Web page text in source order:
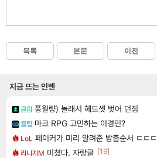
목록 본문 이전
지금 뜨는 인벤
클립 풍월량) 놀래서 헤드셋 벗어 던짐
클립 마크 RPG 고민하는 이경민?
LoL 페이커가 미리 알려준 방출순서 ㄷㄷ
리니지M 미쳤다. 자랑글 [19]